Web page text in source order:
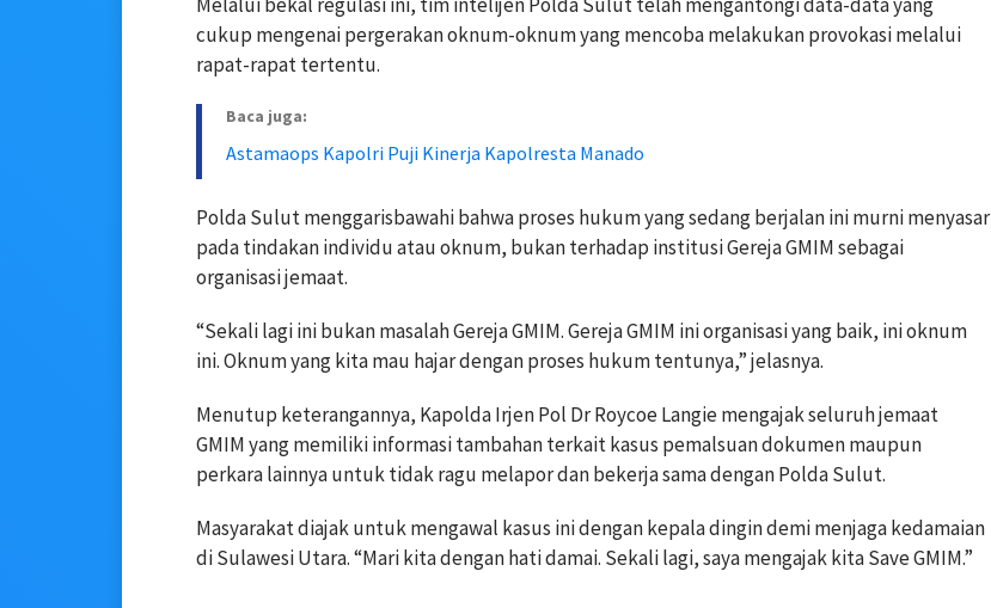
Melalui bekal regulasi ini, tim intelijen Polda Sulut telah mengantongi data-data yang
cukup mengenai pergerakan oknum-oknum yang mencoba melakukan provokasi melalui
rapat-rapat tertentu.
Baca juga:
Astamaops Kapolri Puji Kinerja Kapolresta Manado
Polda Sulut menggarisbawahi bahwa proses hukum yang sedang berjalan ini murni menyasar
pada tindakan individu atau oknum, bukan terhadap institusi Gereja GMIM sebagai
organisasi jemaat.
“Sekali lagi ini bukan masalah Gereja GMIM. Gereja GMIM ini organisasi yang baik, ini oknum
ini. Oknum yang kita mau hajar dengan proses hukum tentunya,” jelasnya.
Menutup keterangannya, Kapolda Irjen Pol Dr Roycoe Langie mengajak seluruh jemaat
GMIM yang memiliki informasi tambahan terkait kasus pemalsuan dokumen maupun
perkara lainnya untuk tidak ragu melapor dan bekerja sama dengan Polda Sulut.
Masyarakat diajak untuk mengawal kasus ini dengan kepala dingin demi menjaga kedamaian
di Sulawesi Utara. “Mari kita dengan hati damai. Sekali lagi, saya mengajak kita Save GMIM.”